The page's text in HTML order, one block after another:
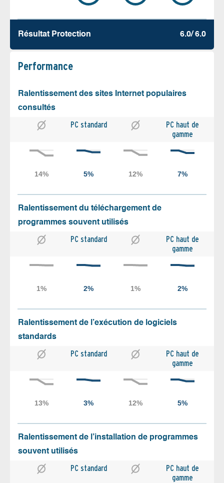
Résultat Protection 6.0/ 6.0
Performance
Ralentissement des sites Internet populaires
consultés
PC standard
PC haut de
gamme
Ralentissement du téléchargement de
programmes souvent utilisés
PC standard
PC haut de
gamme
Ralentissement de l’exécution de logiciels
standards
PC standard
PC haut de
gamme
Ralentissement de l’installation de programmes
souvent utilisés
PC standard
PC haut de
gamme